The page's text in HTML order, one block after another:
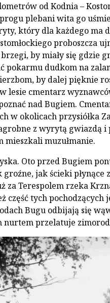
od Kodnia –
plebani wita go
który dla każdego ma
proboszcza
brzegi, by miały się gdzie
pokarmu dudkom na
by dalej pięknie
lesie cmentarz
nad Bugiem.
w okolicach przysiółka
z wyrytą gwiazdą i
mieszkali muzułmanie.
Oto przed Bugiem
jak ścieki płynące
za Terespolem rzeka
część tych pochodzących
Bugu odbijają się
nurtem przelatuje